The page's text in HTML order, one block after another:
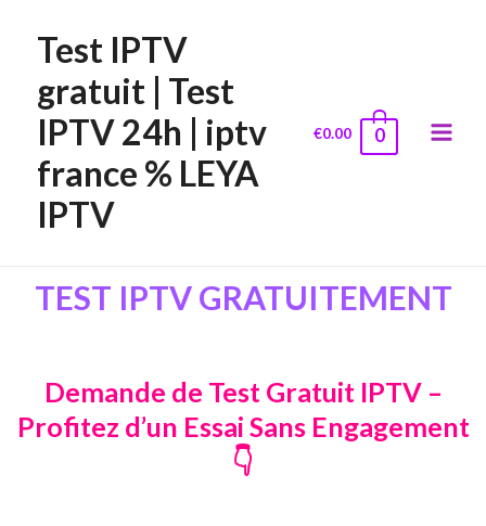
Test IPTV
gratuit | Test
IPTV 24h | iptv
france % LEYA
IPTV
€0.00 0
TEST IPTV GRATUITEMENT
Demande de Test Gratuit IPTV –
Profitez d’un Essai Sans Engagement
👇